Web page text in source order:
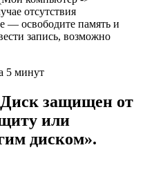
отсутствия
— освободите память и
запись, возможно
защищен от
или
диском».